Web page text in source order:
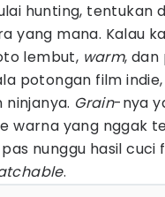
hunting, tentukan
yang mana. Kalau
lembut, warm, dan
potongan film
ninjanya. Grain-nya
warna yang nggak
pas nunggu hasil
.